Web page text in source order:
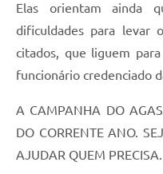
Elas orientam ainda
dificuldades para levar
citados, que liguem
funcionário credenciado
A CAMPANHA DO
DO CORRENTE ANO.
AJUDAR QUEM PRECISA.